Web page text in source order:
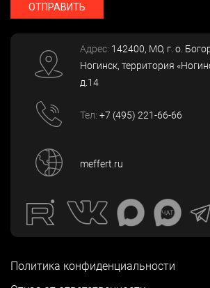
ОТПРАВИТЬ
Адрес: 142400, МО, г. о.
Ногинск, территория
д.14
Тел: +7 (495) 221-66-66
meffert.ru
Политика конфиденциальности